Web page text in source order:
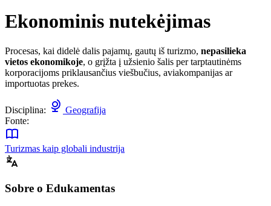
Ekonominis nutekėjimas
Procesas, kai didelė dalis pajamų, gautų iš turizmo, nepasilieka
vietos ekonomikoje, o grįžta į užsienio šalis per tarptautinėms
korporacijoms priklausančius viešbučius, aviakompanijas ar
importuotas prekes.
Disciplina:
Geografija
Fonte:
Turizmas kaip globali industrija
Sobre o Edukamentas